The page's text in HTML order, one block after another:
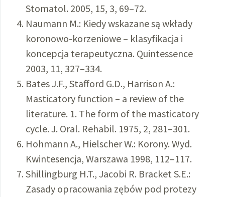
Stomatol. 2005, 15, 3, 69–72.
Naumann M.: Kiedy wskazane są wkłady
koronowo-korzeniowe – klasyfikacja i
koncepcja terapeutyczna. Quintessence
2003, 11, 327–334.
Bates J.F., Stafford G.D., Harrison A.:
Masticatory function – a review of the
literature. 1. The form of the masticatory
cycle. J. Oral. Rehabil. 1975, 2, 281–301.
Hohmann A., Hielscher W.: Korony. Wyd.
Kwintesencja, Warszawa 1998, 112–117.
Shillingburg H.T., Jacobi R. Bracket S.E.:
Zasady opracowania zębów pod protezy